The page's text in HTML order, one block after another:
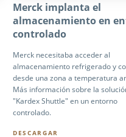
Merck implanta el
almacenamiento en
controlado
Merck necesitaba acceder al
almacenamiento refrigerado y
desde una zona a temperatura
Más información sobre la
"Kardex Shuttle" en un entorno
controlado.
DESCARGAR